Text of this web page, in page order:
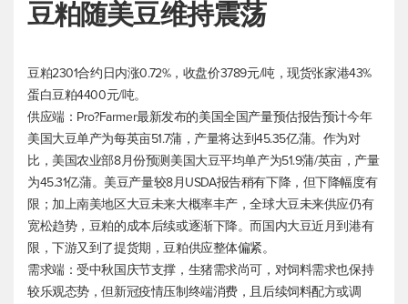
豆粕随美豆维持震荡
豆粕2301合约日内涨0.72%，收盘价3789元/吨，现货张家港43%
蛋白豆粕4400元/吨。
供应端：Pro?Farmer最新发布的美国全国产量预估报告预计今年
美国大豆单产为每英亩51.7蒲，产量将达到45.35亿蒲。作为对
比，美国农业部8月份预测美国大豆平均单产为51.9蒲/英亩，产量
为45.31亿蒲。美豆产量较8月USDA报告稍有下降，但下降幅度有
限；加上南美地区大豆未来大概率丰产，全球大豆未来供应仍有
宽松趋势，豆粕的成本后续或逐渐下降。而国内大豆近月到港有
限，下游又到了提货期，豆粕供应整体偏紧。
需求端：受中秋国庆节支撑，生猪需求尚可，对饲料需求也保持
较乐观态势，但新冠疫情压制终端消费，且后续饲料配方或调